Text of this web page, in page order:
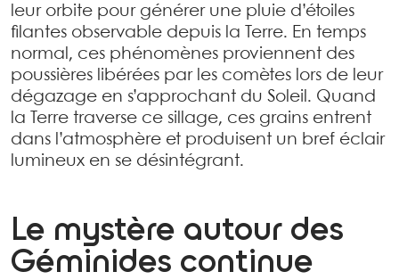
leur orbite pour générer une pluie d’étoiles
filantes observable depuis la Terre. En temps
normal, ces phénomènes proviennent des
poussières libérées par les comètes lors de leur
dégazage en s’approchant du Soleil. Quand
la Terre traverse ce sillage, ces grains entrent
dans l’atmosphère et produisent un bref éclair
lumineux en se désintégrant.
Le mystère autour des
Géminides continue